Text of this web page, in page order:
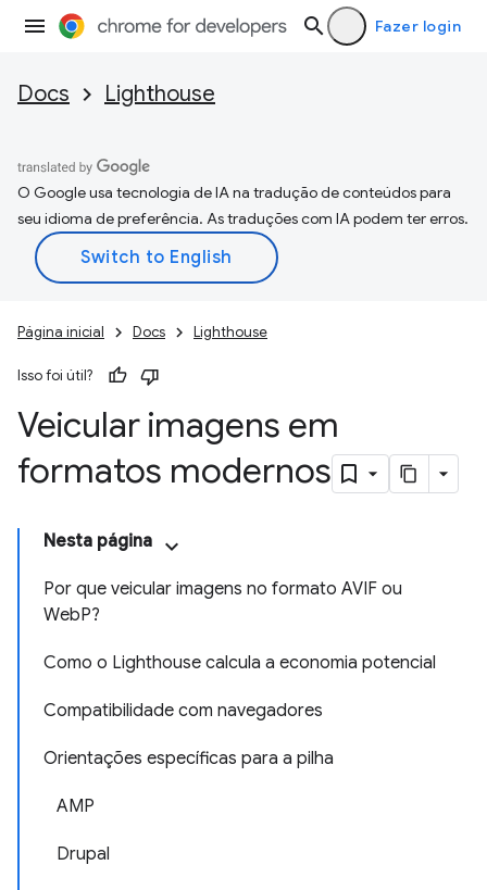
Fazer login
Docs Lighthouse
O Google usa tecnologia de IA na tradução de conteúdos para
seu idioma de preferência. As traduções com IA podem ter erros.
Página inicial Docs Lighthouse
Isso foi útil?
Veicular imagens em
formatos modernos
Nesta página
Por que veicular imagens no formato AVIF ou
WebP?
Como o Lighthouse calcula a economia potencial
Compatibilidade com navegadores
Orientações específicas para a pilha
AMP
Drupal